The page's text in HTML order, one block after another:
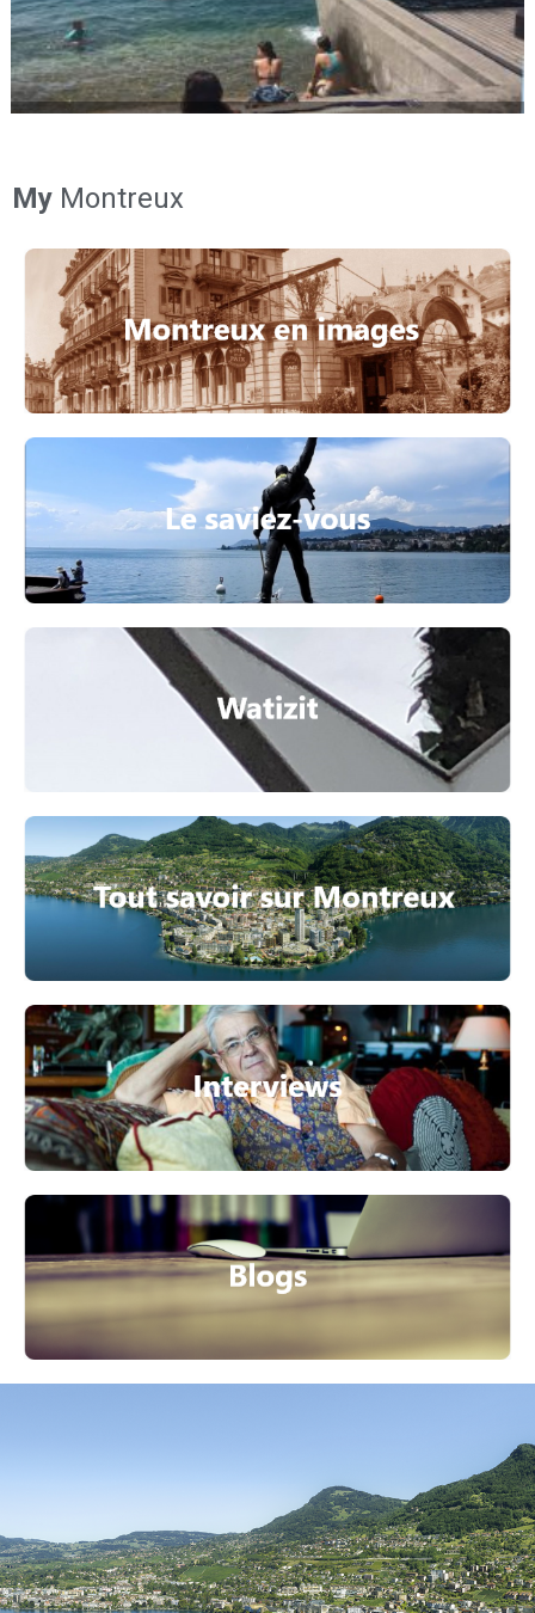
My Montreux